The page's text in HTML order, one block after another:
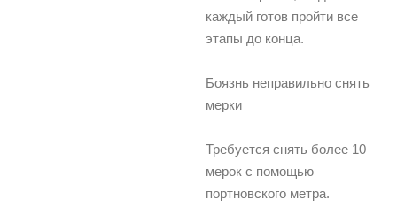
каждый готов пройти все
этапы до конца.
Боязнь неправильно снять
мерки
Требуется снять более 10
мерок с помощью
портновского метра.